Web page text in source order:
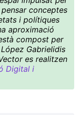
conceptes
i polítiques
aproximació
compost per
Gabrielidis
es realitzen
Digital i